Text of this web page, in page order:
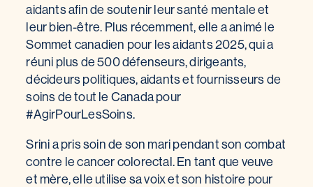
aidants afin de soutenir leur santé mentale et
leur bien-être. Plus récemment, elle a animé le
Sommet canadien pour les aidants 2025, qui a
réuni plus de 500 défenseurs, dirigeants,
décideurs politiques, aidants et fournisseurs de
soins de tout le Canada pour
#AgirPourLesSoins.
Srini a pris soin de son mari pendant son combat
contre le cancer colorectal. En tant que veuve
et mère, elle utilise sa voix et son histoire pour